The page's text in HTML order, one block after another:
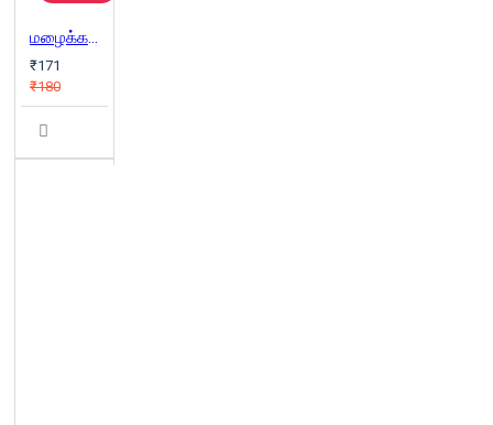
மழைக்கண்
₹171
₹180